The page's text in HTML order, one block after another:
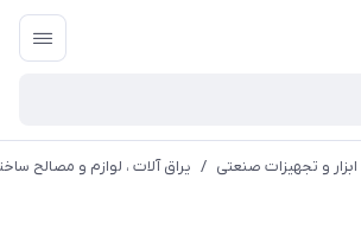
و تجهیزات صنعتی / یراق آلات ، لوازم و مصالح